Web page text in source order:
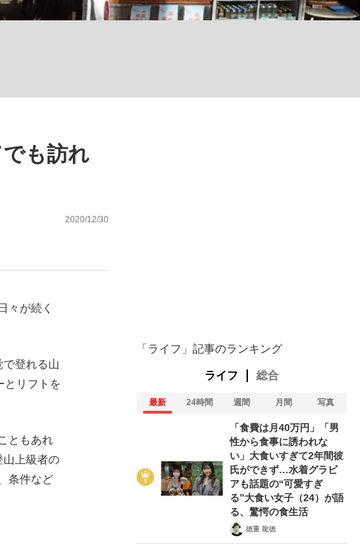
れているのが悲しい」『北の国から』倉本聰氏（91...
も訪れ
2020/12/30
々が続く
登れる山
とリフトを
ともあれ
山上級者の
条件など
「ライフ」記事のランキング
ライフ 総合
最新 24時間 週間 月間 写真
「食費は月40万円」「男
性から食事に誘われな
い」大食いすぎて2年間彼
氏ができず…水着グラビ
アも話題の“可愛すぎ
る”大食い女子（24）が語
る、驚愕の食生活
徳重 龍徳